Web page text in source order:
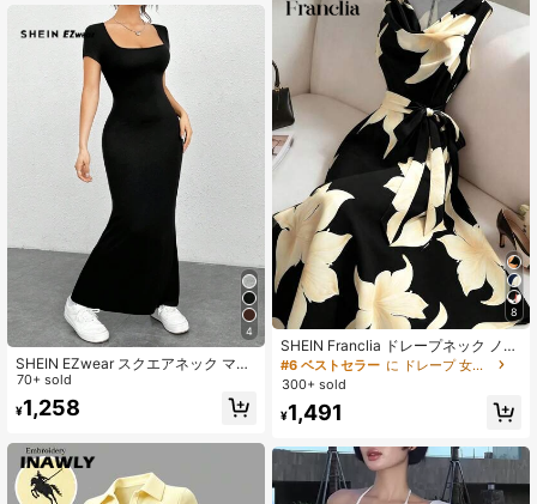
4
SHEIN EZwear スクエアネック マー
メイドヘム ボディコンドレス 夏のア
ウトフィット
70+ sold
¥1,258
8
SHEIN Franclia ドレープネック ノー
スリーブ フロントタイ ワンピース、
レディース バケーションドレス、レ
#6 ベストセラー
に ドレープ 女性のドレス
300+ sold
¥1,491